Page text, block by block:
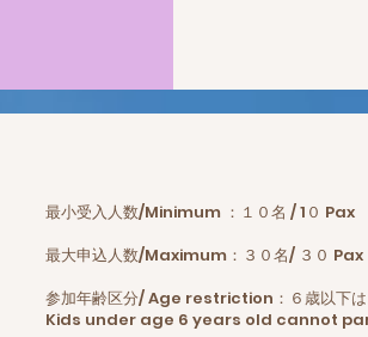
最小受入人数/Minimum ：１０名 / 1０ Pax
最大申込人数/Maximum：３０名/ ３０ Pax
参加年齢区分/ Age restriction：６歳以下は
Kids under age 6 years old cannot